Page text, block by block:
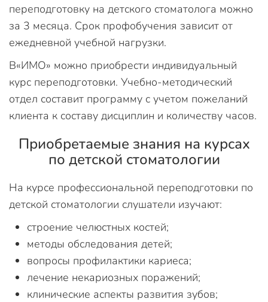
переподготовку на детского стоматолога можно
за 3 месяца. Срок профобучения зависит от
ежедневной учебной нагрузки.
В«ИМО» можно приобрести индивидуальный
курс переподготовки. Учебно-методический
отдел составит программу с учетом пожеланий
клиента к составу дисциплин и количеству часов.
Приобретаемые знания на курсах
по детской стоматологии
На курсе профессиональной переподготовки по
детской стоматологии слушатели изучают:
строение челюстных костей;
методы обследования детей;
вопросы профилактики кариеса;
лечение некариозных поражений;
клинические аспекты развития зубов;